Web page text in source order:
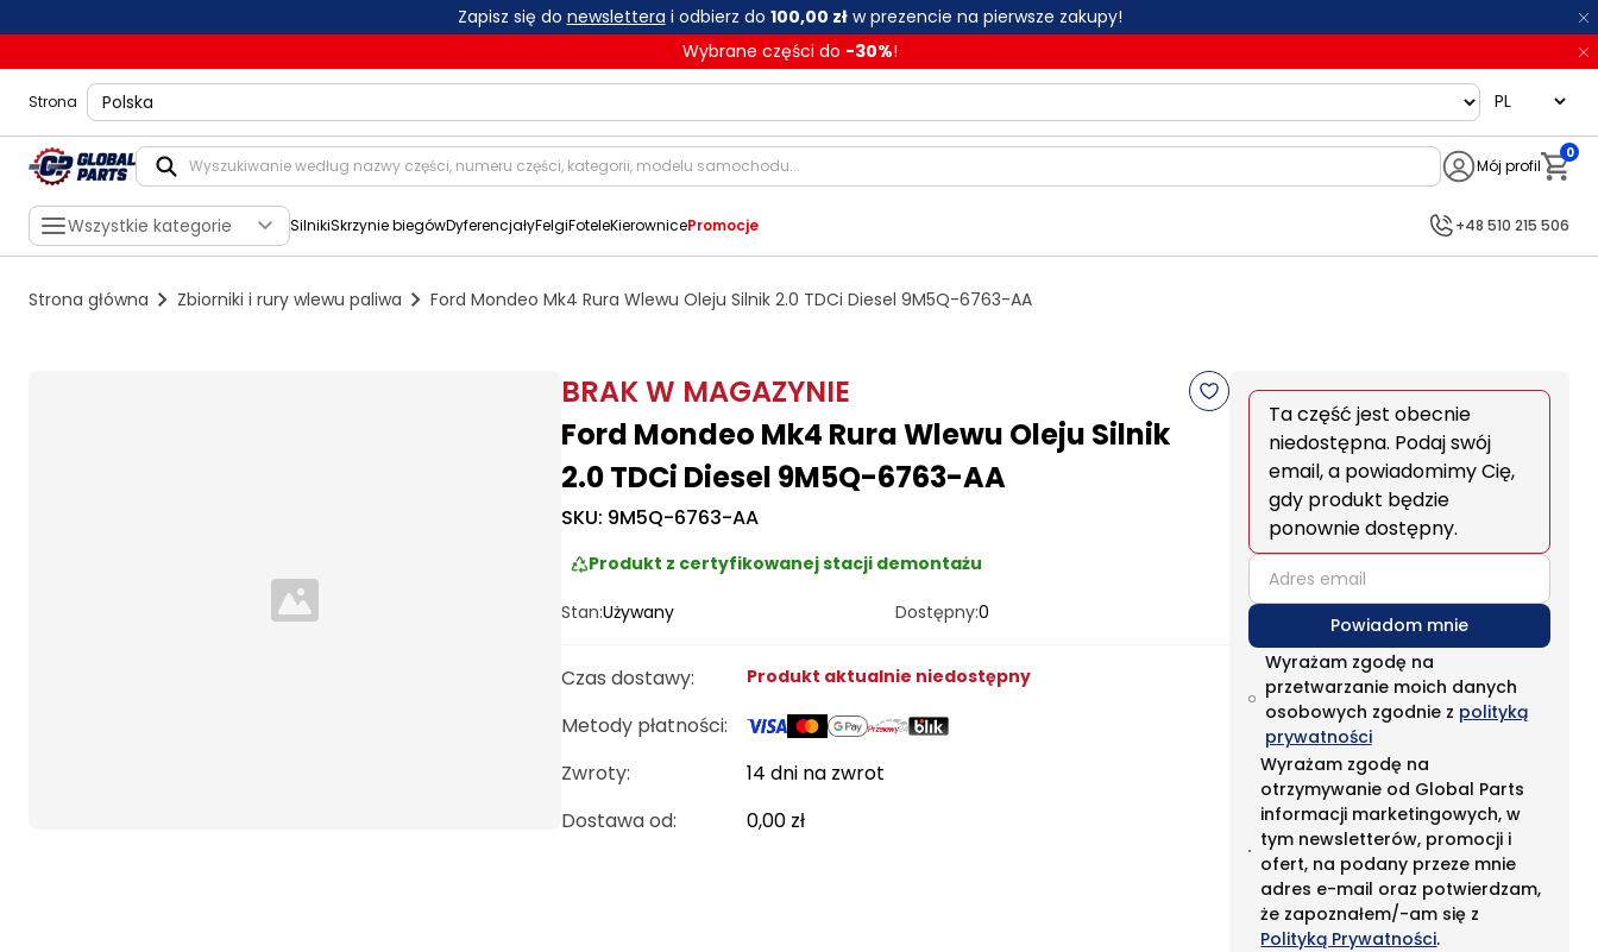
Zapisz się do newslettera i odbierz do 100,00 złw prezencie na pierwsze zakupy!
Wybrane części do -30%!
Strona shippingLocation language
Mój profil
0
Wszystkie kategorie SilnikiSkrzynie biegówDyferencjałyFelgiFoteleKierownicePromocje +48 510 215 506
Strona główna Zbiorniki i rury wlewu paliwa Ford Mondeo Mk4 Rura Wlewu Oleju Silnik 2.0 TDCi Diesel 9M5Q-6763-AA
Loading...
BRAK W MAGAZYNIE
Ford Mondeo Mk4 Rura Wlewu Oleju Silnik
2.0 TDCi Diesel 9M5Q-6763-AA
SKU: 9M5Q-6763-AA
Produkt z certyfikowanej stacji demontażu
Stan:Używany Dostępny:0
Czas dostawy: Produkt aktualnie niedostępny
Metody płatności:
Zwroty:
14 dni na zwrot
Dostawa od: 0,00 zł
Ta część jest obecnie
niedostępna. Podaj swój
email, a powiadomimy Cię,
gdy produkt będzie
ponownie dostępny.
email
Powiadom mnie
Wyrażam zgodę na
przetwarzanie moich danych
osobowych zgodnie z polityką
prywatności
Wyrażam zgodę na
otrzymywanie od Global Parts
informacji marketingowych, w
tym newsletterów, promocji i
ofert, na podany przeze mnie
adres e-mail oraz potwierdzam,
że zapoznałem/-am się z
Polityką Prywatności.